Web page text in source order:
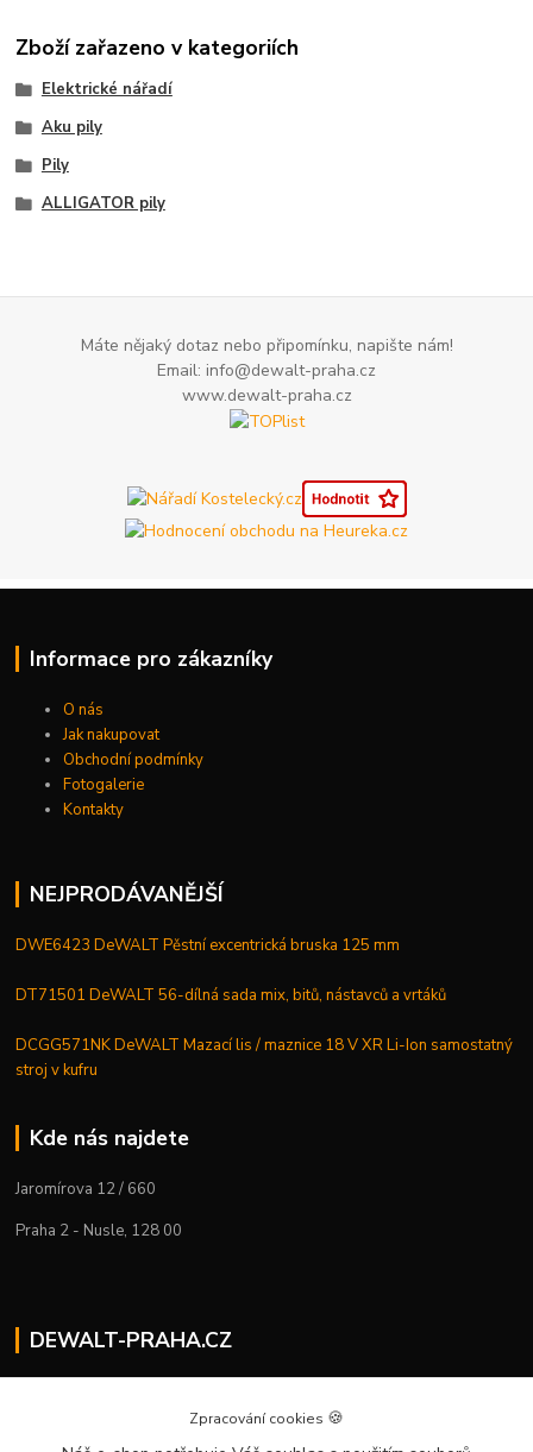
Zboží zařazeno v kategoriích
Elektrické nářadí
Aku pily
Pily
ALLIGATOR pily
Máte nějaký dotaz nebo připomínku, napište nám!
Email: info@dewalt-praha.cz
www.dewalt-praha.cz
Informace pro zákazníky
O nás
Jak nakupovat
Obchodní podmínky
Fotogalerie
Kontakty
NEJPRODÁVANĚJŠÍ
DWE6423 DeWALT Pěstní excentrická bruska 125 mm
DT71501 DeWALT 56-dílná sada mix, bitů, nástavců a vrtáků
DCGG571NK DeWALT Mazací lis / maznice 18 V XR Li-Ion samostatný
stroj v kufru
Kde nás najdete
Jaromírova 12 / 660
Praha 2 - Nusle, 128 00
DEWALT-PRAHA.CZ
+420 224 936 535
Zpracování cookies 🍪